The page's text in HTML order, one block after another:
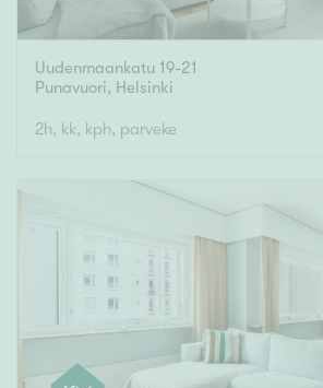
Uudenmaankatu 19-21
Punavuori, Helsinki
2h, kk, kph, parveke